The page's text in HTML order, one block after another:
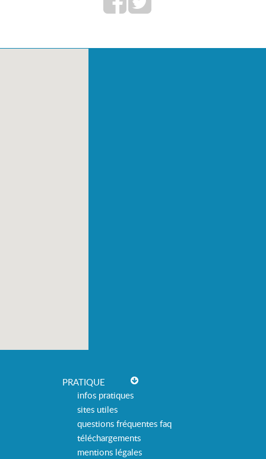
PRATIQUE
infos pratiques
sites utiles
questions fréquentes faq
téléchargements
mentions légales